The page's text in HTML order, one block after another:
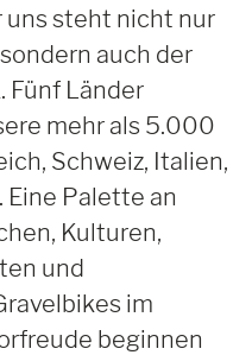
uns steht nicht nur
auch der
Fünf Länder
mehr als 5.000
Schweiz, Italien,
Eine Palette an
Kulturen,
und
im
beginnen